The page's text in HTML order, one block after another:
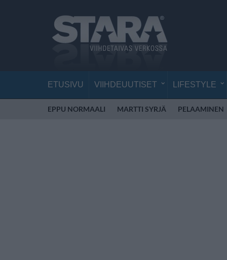
ETUSIVU VIIHDEUUTISET LIFESTYLE
EPPU NORMAALI MARTTI SYRJÄ PELAAMINEN